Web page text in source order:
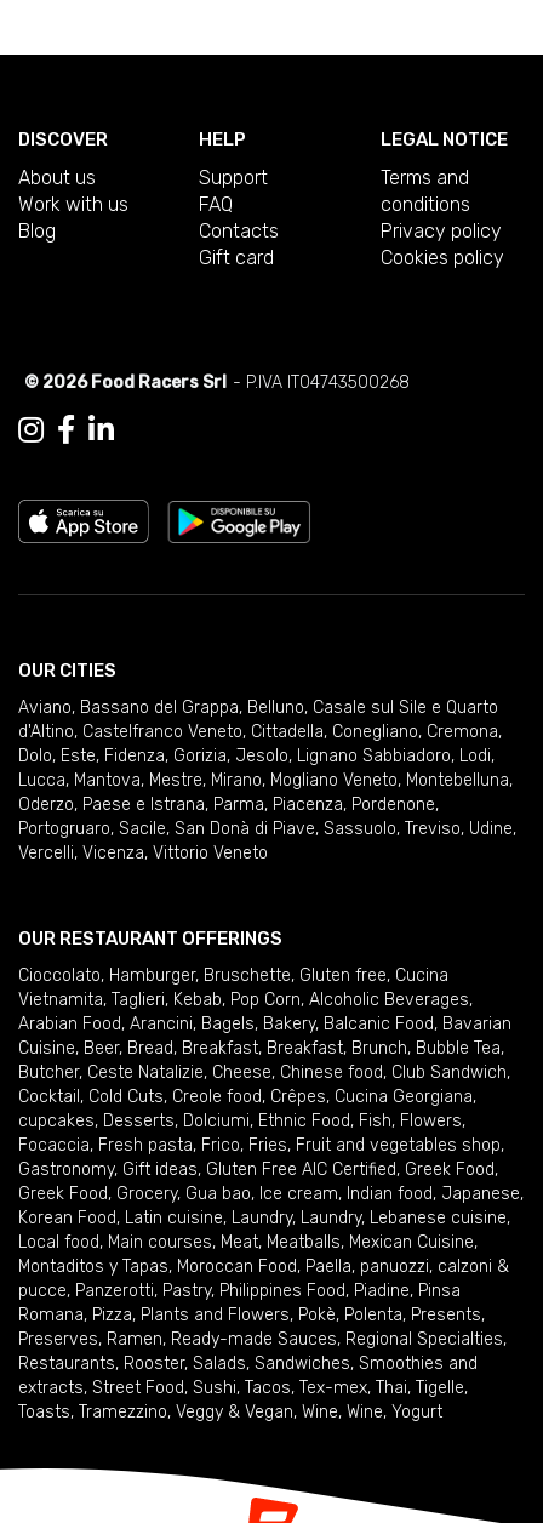
DISCOVER
About us
Work with us
Blog
HELP
Support
FAQ
Contacts
Gift card
LEGAL NOTICE
Terms and
conditions
Privacy policy
Cookies policy
© 2026 Food Racers Srl - P.IVA IT04743500268
OUR CITIES
Aviano, Bassano del Grappa, Belluno, Casale sul Sile e Quarto
d'Altino, Castelfranco Veneto, Cittadella, Conegliano, Cremona,
Dolo, Este, Fidenza, Gorizia, Jesolo, Lignano Sabbiadoro, Lodi,
Lucca, Mantova, Mestre, Mirano, Mogliano Veneto, Montebelluna,
Oderzo, Paese e Istrana, Parma, Piacenza, Pordenone,
Portogruaro, Sacile, San Donà di Piave, Sassuolo, Treviso, Udine,
Vercelli, Vicenza, Vittorio Veneto
OUR RESTAURANT OFFERINGS
Cioccolato, Hamburger, Bruschette, Gluten free, Cucina
Vietnamita, Taglieri, Kebab, Pop Corn, Alcoholic Beverages,
Arabian Food, Arancini, Bagels, Bakery, Balcanic Food, Bavarian
Cuisine, Beer, Bread, Breakfast, Breakfast, Brunch, Bubble Tea,
Butcher, Ceste Natalizie, Cheese, Chinese food, Club Sandwich,
Cocktail , Cold Cuts, Creole food, Crêpes, Cucina Georgiana,
cupcakes, Desserts, Dolciumi, Ethnic Food, Fish, Flowers,
Focaccia, Fresh pasta, Frico, Fries, Fruit and vegetables shop,
Gastronomy, Gift ideas, Gluten Free AIC Certified, Greek Food,
Greek Food, Grocery, Gua bao, Ice cream, Indian food, Japanese,
Korean Food, Latin cuisine, Laundry, Laundry, Lebanese cuisine,
Local food, Main courses, Meat, Meatballs, Mexican Cuisine,
Montaditos y Tapas, Moroccan Food, Paella, panuozzi, calzoni &
pucce, Panzerotti, Pastry, Philippines Food, Piadine, Pinsa
Romana, Pizza, Plants and Flowers, Pokè, Polenta, Presents,
Preserves, Ramen, Ready-made Sauces, Regional Specialties,
Restaurants, Rooster, Salads, Sandwiches, Smoothies and
extracts, Street Food, Sushi, Tacos, Tex-mex, Thai, Tigelle,
Toasts, Tramezzino, Veggy & Vegan, Wine, Wine, Yogurt